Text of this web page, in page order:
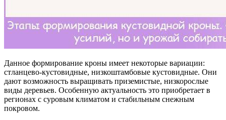
Данное формирование кроны имеет некоторые вариации:
стланцево-кустовидные, низкоштамбовые кустовидные. Они
дают возможность выращивать приземистые, низкорослые
виды деревьев. Особенную актуальность это приобретает в
регионах с суровым климатом и стабильным снежным
покровом.